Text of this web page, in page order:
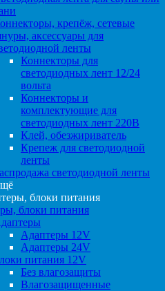
крепёж, сетевые
аксессуары для
ленты
Коннекторы для
светодиодных лент 12/24
вольта
Коннекторы и
комплектующие для
светодиодных лент 220В
Клей, обезжириватель
Крепеж для светодиодной
ленты
светодиодной ленты
блоки питания
Адаптеры 12V
Адаптеры 24V
питания 12V
Без влагозащиты
Влагозащищенные